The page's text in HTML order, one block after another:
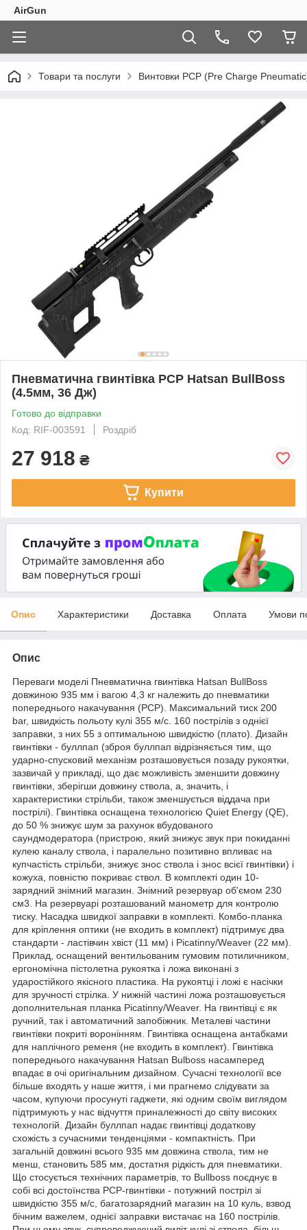
AirGun
Товари та послуги Винтовки PCP (Pre Charge
Пневматична гвинтівка PCP Hatsan BullBoss
(4.5мм, 36 Дж)
Готово до відправки
Код: RIF-003591
Роздріб
27 918 ₴
Купити
Опис Характеристики Доставка Оплата Умови
Опис
Переваги моделі Пневматична гвинтівка Hatsan BullBoss
довжиною 935 мм і вагою 4,3 кг належить до пневматики
попереднього накачування (PCP). Максимальний тиск 200
bar, швидкість польоту кулі 355 м/с. 160 пострілів з однієї
заправки, з них 55 з оптимальною швидкістю (плато). Дизайн
гвинтівки - буллпап (зброя буллпап відрізняється тим, що
ударно-спусковий механізм розташовується позаду рукоятки,
зазвичай у прикладі, що дає можливість зменшити довжину
гвинтівки, зберігши довжину ствола, а, значить, і
характеристики стрільби, також зменшується віддача при
пострілі). Гвинтівка оснащена технологією Quiet Energy (QE),
до 50 % знижує шум за рахунок вбудованого
саундмодератора (пристрою, який знижує звук при покиданні
кулею каналу ствола, і паралельно позитивно впливає на
купчастість стрільби, знижує знос ствола і знос всієї гвинтівки) і
кожуха, повністю покриває ствол. В комплекті один 10-
зарядний знімний магазин. Знімний резервуар об'ємом 230
см3. На резервуарі розташований манометр для контролю
тиску. Насадка швидкої заправки в комплекті. Комбо-планка
для кріплення оптики (не входить в комплект) підтримує два
стандарти - ластівчин хвіст (11 мм) і Picatinny/Weaver (22 мм).
Приклад, оснащений вентильованим гумовим потиличником,
ергономічна пістолетна рукоятка і ложа виконані з
ударостійкого якісного пластика. На рукоятці і ложі є насічки
для зручності стрілка. У нижній частині ложа розташовується
дополнительная планка Picatinny/Weaver. На гвинтівці є як
ручний, так і автоматичний запобіжник. Металеві частини
гвинтівки покриті воронінням. Гвинтівка оснащена антабками
для наплічного ременя (не входить в комплект). Гвинтівка
попереднього накачування Hatsan Bulboss насамперед
впадає в очі оригінальним дизайном. Сучасні технології все
більше входять у наше життя, і ми прагнемо слідувати за
часом, купуючи просунуті гаджети, які одним своїм виглядом
підтримують у нас відчуття приналежності до світу високих
технологій. Дизайн буллпап надає гвинтівці додаткову
схожість з сучасними тенденціями - компактність. При
загальній довжині всього 935 мм довжина ствола, тим не
менш, становить 585 мм, достатня рідкість для пневматики.
Що стосується технічних параметрів, то Bullboss поєднує в
собі всі достоїнства PCP-гвинтівки - потужний постріл зі
швидкістю 355 м/с, багатозарядний магазин на 10 куль, взвод
бічним важелем, однієї заправки вистачає на 160 пострілів.